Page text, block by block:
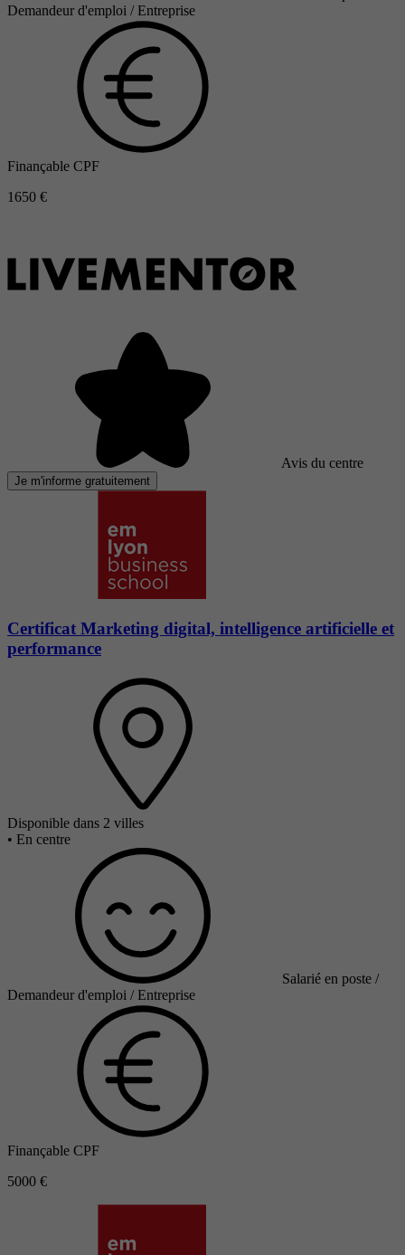
Demandeur d'emploi / Entreprise
Finançable CPF
1650 €
Avis du centre
Je m'informe gratuitement
Certificat Marketing digital, intelligence artificielle et
performance
Disponible dans 2 villes
• En centre
Salarié en poste /
Demandeur d'emploi / Entreprise
Finançable CPF
5000 €